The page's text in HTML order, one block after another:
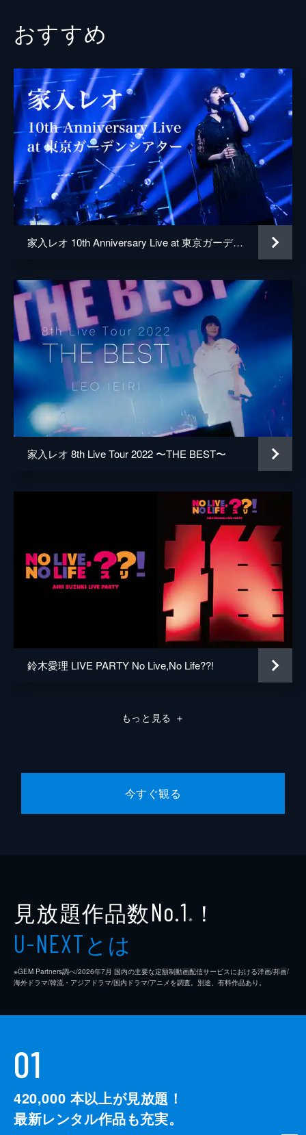
おすすめ
家入レオ 10th Anniversary Live at 東京ガーデンシアター
家入レオ 8th Live Tour 2022 〜THE BEST〜
鈴木愛理 LIVE PARTY No Live,No Life??!
もっと見る ＋
今すぐ観る
見放題作品数No.1 ※ ！
U-NEXTとは
※GEM Partners調べ/2026年7⽉ 国内の主要な定額制動画配信サービスにおける洋画/邦画/
海外ドラマ/韓流・アジアドラマ/国内ドラマ/アニメを調査。別途、有料作品あり。
01
420,000 本以上が見放題！
最新レンタル作品も充実。